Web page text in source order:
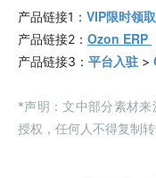
产品链接1： VIP限时领
产品链接2： Ozon ERP
产品链接3： 平台入驻 >
*声明：文中部分素材
授权，任何人不得复制